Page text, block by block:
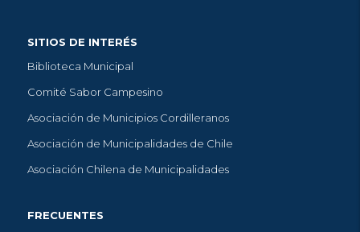
SITIOS DE INTERÉS
Biblioteca Municipal
Comité Sabor Campesino
Asociación de Municipios Cordilleranos
Asociación de Municipalidades de Chile
Asociación Chilena de Municipalidades
FRECUENTES